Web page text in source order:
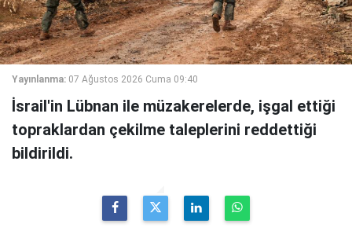
Yayınlanma: 07 Ağustos 2026 Cuma 09:40
İsrail'in Lübnan ile müzakerelerde, işgal ettiği
topraklardan çekilme taleplerini reddettiği
bildirildi.